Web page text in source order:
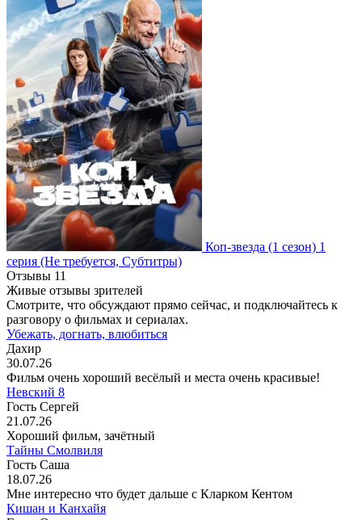
Коп-звезда (1 сезон) 1
серия (Не требуется, Субтитры)
Отзывы 11
Живые отзывы зрителей
Смотрите, что обсуждают прямо сейчас, и подключайтесь к
разговору о фильмах и сериалах.
Убежать, догнать, влюбиться
Дахир
30.07.26
Фильм очень хороший весёлый и места очень красивые!
Невский 8
Гость Сергей
21.07.26
Хороший фильм, зачётный
Тайны Смолвиля
Гость Саша
18.07.26
Мне интересно что будет дальше с Кларком Кентом
Кишан и Канхайя